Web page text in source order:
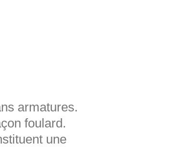
armatures.
foulard.
une